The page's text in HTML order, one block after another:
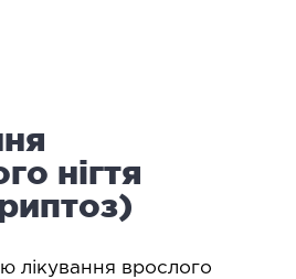
нігтя
лікування врослого